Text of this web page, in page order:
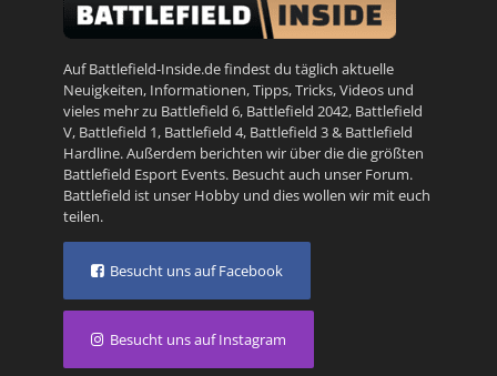
Auf Battlefield-Inside.de findest du täglich aktuelle
Neuigkeiten, Informationen, Tipps, Tricks, Videos und
vieles mehr zu Battlefield 6, Battlefield 2042, Battlefield
V, Battlefield 1, Battlefield 4, Battlefield 3& Battlefield
Hardline. Außerdem berichten wir über die die größten
Battlefield Esport Events. Besucht auch unser Forum.
Battlefield ist unser Hobby und dies wollen wir mit euch
teilen.
Besucht uns auf Facebook
Besucht uns auf Instagram